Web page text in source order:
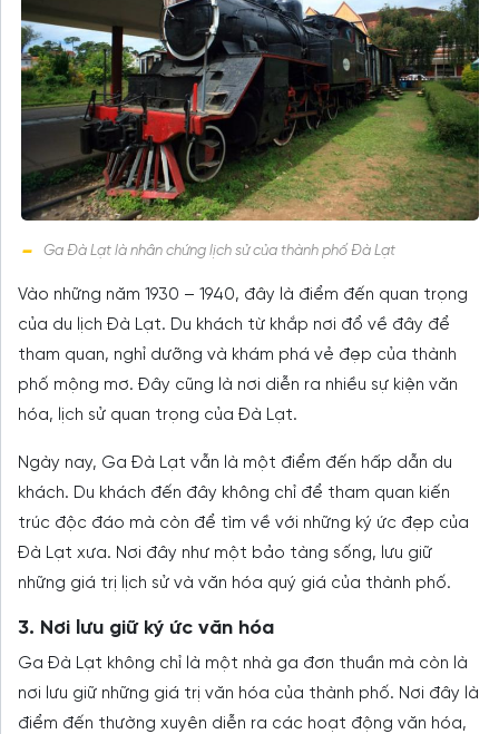
Ga Đà Lạt là nhân chứng lịch sử của thành phố Đà Lạt
Vào những năm 1930 – 1940, đây là điểm đến quan trọng
của du lịch Đà Lạt. Du khách từ khắp nơi đổ về đây để
tham quan, nghỉ dưỡng và khám phá vẻ đẹp của thành
phố mộng mơ. Đây cũng là nơi diễn ra nhiều sự kiện văn
hóa, lịch sử quan trọng của Đà Lạt.
Ngày nay, Ga Đà Lạt vẫn là một điểm đến hấp dẫn du
khách. Du khách đến đây không chỉ để tham quan kiến
trúc độc đáo mà còn để tìm về với những ký ức đẹp của
Đà Lạt xưa. Nơi đây như một bảo tàng sống, lưu giữ
những giá trị lịch sử và văn hóa quý giá của thành phố.
3. Nơi lưu giữ ký ức văn hóa
Ga Đà Lạt không chỉ là một nhà ga đơn thuần mà còn là
nơi lưu giữ những giá trị văn hóa của thành phố. Nơi đây là
điểm đến thường xuyên diễn ra các hoạt động văn hóa,